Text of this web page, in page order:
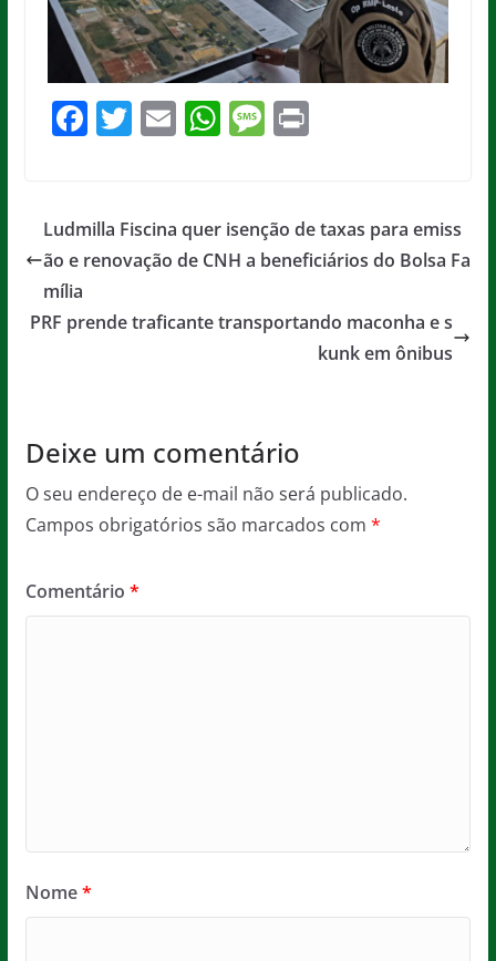
F
e
b
o
T
er
E
l
W
s
A
p
M
a
g
Pr
Ludmilla Fiscina quer isenção de taxas para emiss
ão e renovação de CNH a beneficiários do Bolsa Fa
mília
PRF prende traficante transportando maconha e s
kunk em ônibus
Deixe um comentário
O seu endereço de e-mail não será publicado.
Campos obrigatórios são marcados com *
Comentário *
Nome*